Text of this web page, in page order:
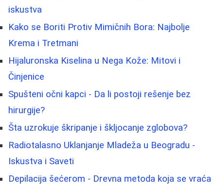
iskustva
Kako se Boriti Protiv Mimičnih Bora: Najbolje
Krema i Tretmani
Hijaluronska Kiselina u Nega Kože: Mitovi i
Činjenice
Spušteni očni kapci - Da li postoji rešenje bez
hirurgije?
Šta uzrokuje škripanje i škljocanje zglobova?
Radiotalasno Uklanjanje Mladeža u Beogradu -
Iskustva i Saveti
Depilacija šećerom - Drevna metoda koja se vraća